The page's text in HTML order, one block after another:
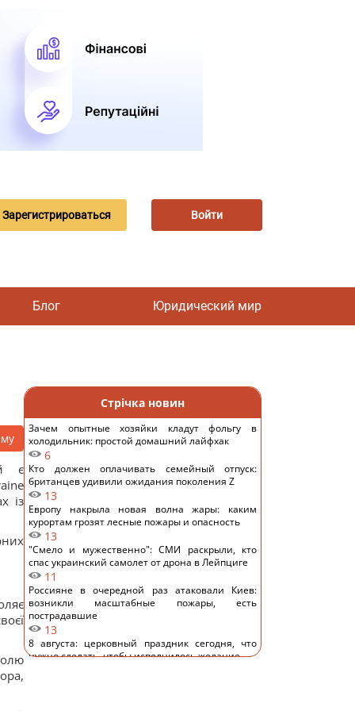
Зарегистрироваться Войти
Блог Юридический мир
є
із
Стрічка новин
Зачем опытные хозяйки кладут фольгу в
холодильник: простой домашний лайфхак
6
Кто должен оплачивать семейный отпуск:
британцев удивили ожидания поколения Z
13
Европу накрыла новая волна жары: каким
курортам грозят лесные пожары и опасность
13
"Смело и мужественно": СМИ раскрыли, кто
спас украинский самолет от дрона в Лейпциге
11
Россияне в очередной раз атаковали Киев:
возникли масштабные пожары, есть
пострадавшие
13
8 августа: церковный праздник сегодня, что
нужно сделать, чтобы исполнилось желание